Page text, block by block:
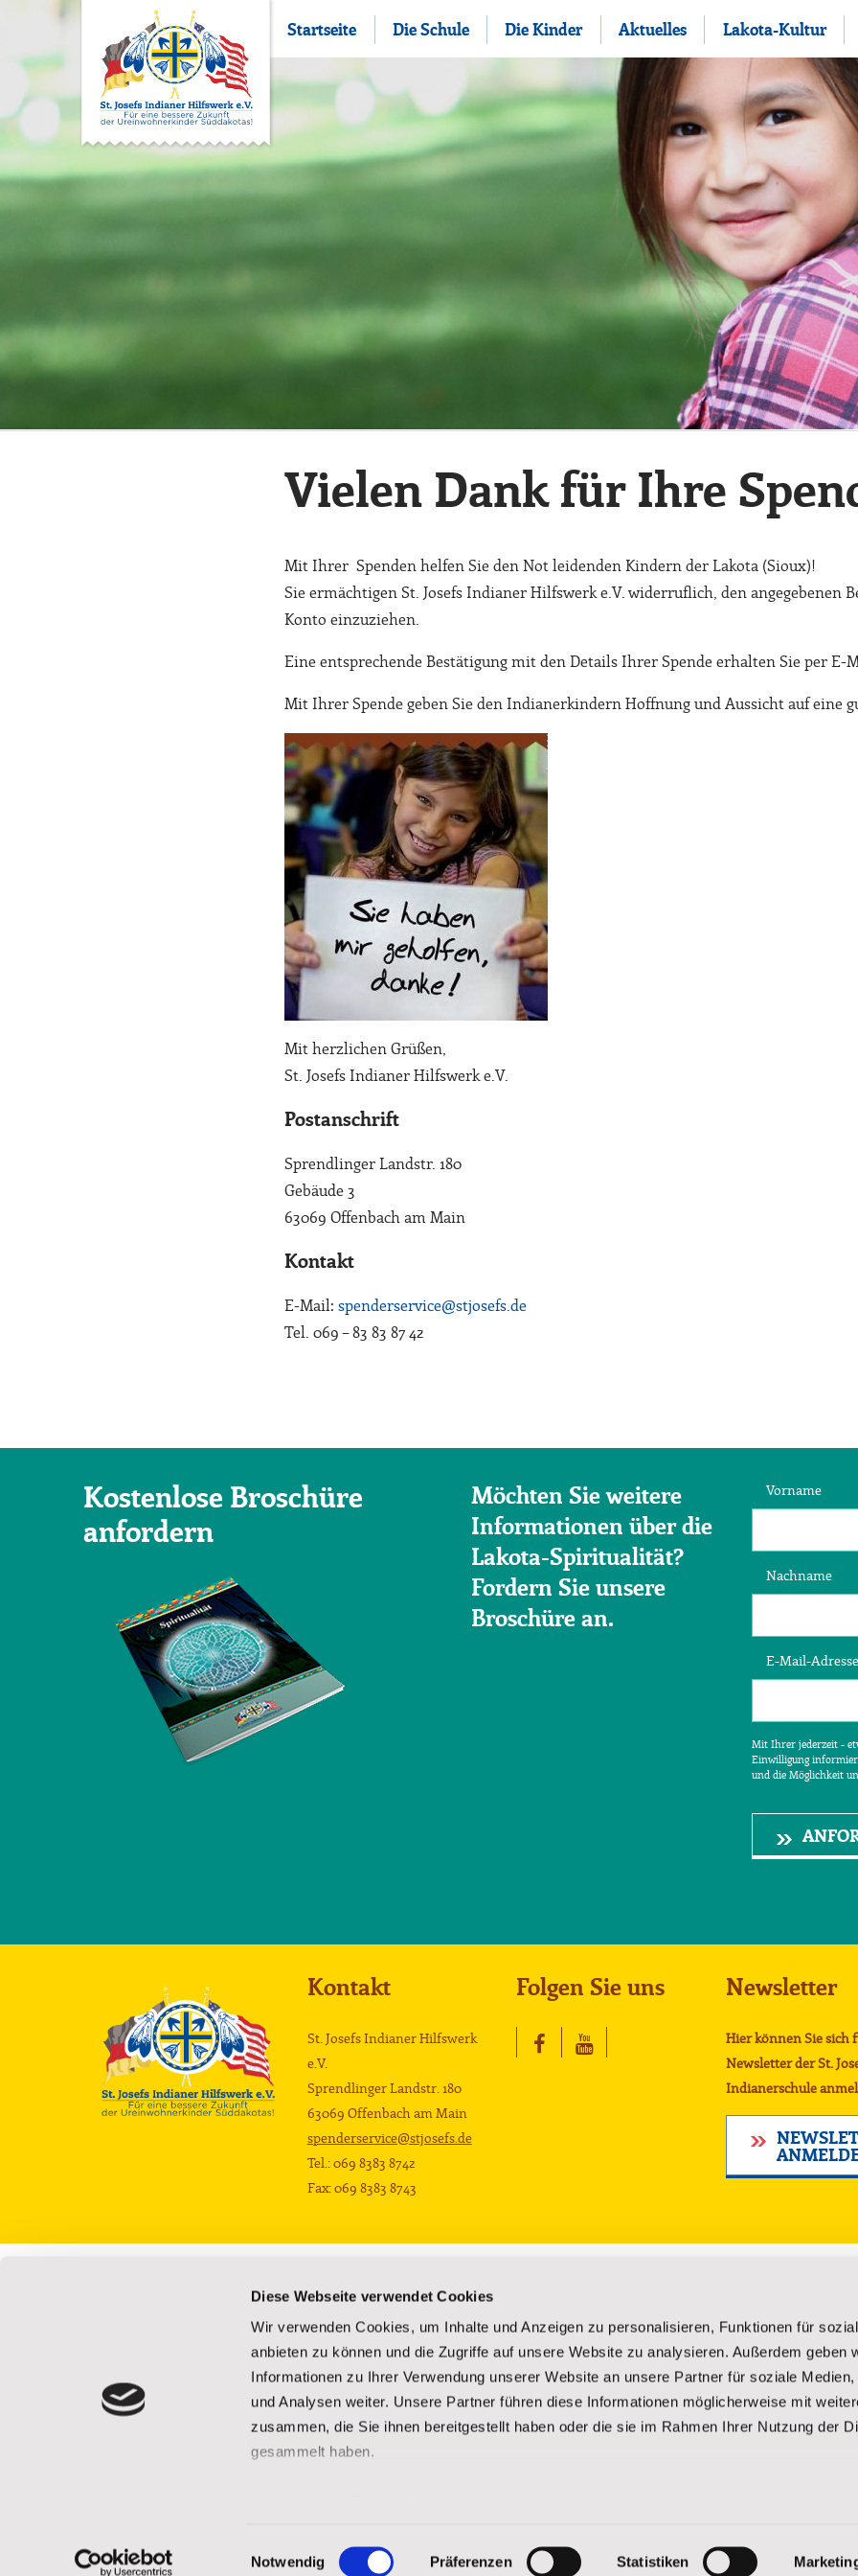
Diese Webseite verwendet Cookies
Wir verwenden Cookies, um Inhalte und Anzeigen zu personalisieren, Funktionen für
anbieten zu können und die Zugriffe auf unsere Website zu analysieren. Außerdem geben
Informationen zu Ihrer Verwendung unserer Website an unsere Partner für soziale Medien,
und Analysen weiter. Unsere Partner führen diese Informationen möglicherweise mit
zusammen, die Sie ihnen bereitgestellt haben oder die sie im Rahmen Ihrer Nutzung der
gesammelt haben.
Einwilligungsauswahl
Notwendig Präferenzen Statistiken
Startseite Die Schule Die Kinder Aktuelles Lakota-Kultur
Vielen Dank für Ihre
Mit Ihrer Spenden helfen Sie den Not leidenden Kindern der Lakota (Sioux)!
Sie ermächtigen St. Josefs Indianer Hilfswerk e.V. widerruflich, den angegebenen
Konto einzuziehen.
Eine entsprechende Bestätigung mit den Details Ihrer Spende erhalten Sie per E-
Mit Ihrer Spende geben Sie den Indianerkindern Hoffnung und Aussicht auf eine
Mit herzlichen Grüßen,
St. Josefs Indianer Hilfswerk e.V.
Postanschrift
Sprendlinger Landstr. 180
Gebäude 3
63069 Offenbach am Main
Kontakt
E-Mail: spenderservice@stjosefs.de
Tel. 069 – 83 83 87 42
Kostenlose Broschüre
anfordern
Möchten Sie weitere
Informationen über die
Lakota-Spiritualität?
Fordern Sie unsere
Broschüre an.
Vorname
Nachname
E-Mail-Adresse
Mit Ihrer jederzeit -
Einwilligung
und die Möglichkeit
Kontakt
St. Josefs Indianer Hilfswerk
e.V.
Sprendlinger Landstr. 180
63069 Offenbach am Main
spenderservice@stjosefs.de
Tel.: 069 8383 8742
Fax: 069 8383 8743
Folgen Sie uns Newsletter
Hier können Sie sich
Newsletter der St.
Indianerschule
Was die Projekte bewirken
Erholung
Geschichte der Schule
Die Kinder
Schulbildung
Betreuung und Versorgung
Bücherbus
Aktuelle Herausforderungen
Videos
Reservate
Sagen und Legenden
Geschichte der Lakota
Im Kino
Kostenlose Broschüre anfordern
Vorstand
Unsere
Fragen und
Spender-
Impressum | Cookie-Richtlinien